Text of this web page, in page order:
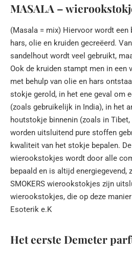
MASALA –
(Masala = mix) Hiervoor wordt
hars, olie en kruiden gecreëerd.
sandelhout wordt veel gebruikt,
Ook de kruiden stampt men in een
met behulp van olie en hars
stokje gerold, in het ene geval om
(zoals gebruikelijk in India), in het
houtstokje binnenin (zoals in Tibet,
worden uitsluitend pure stoffen
kwaliteit van het stokje bepalen.
wierookstokjes wordt door alle
bepaald en is altijd energiegevend,
SMOKERS wierookstokjes zijn
wierookstokjes, die op deze
Esoterik e.K
Het eerste Demeter